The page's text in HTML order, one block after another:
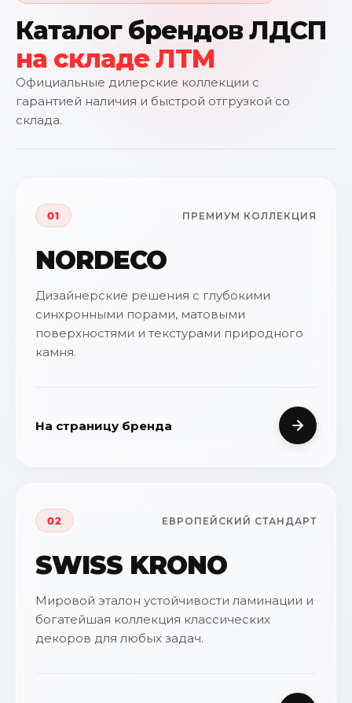
Каталог брендов ЛДСП
на складе ЛТМ
Официальные дилерские коллекции с
гарантией наличия и быстрой отгрузкой со
склада.
01 ПРЕМИУМ КОЛЛЕКЦИЯ
NORDECO
Дизайнерские решения с глубокими
синхронными порами, матовыми
поверхностями и текстурами природного
камня.
На страницу бренда
02 ЕВРОПЕЙСКИЙ СТАНДАРТ
SWISS KRONO
Мировой эталон устойчивости ламинации и
богатейшая коллекция классических
декоров для любых задач.